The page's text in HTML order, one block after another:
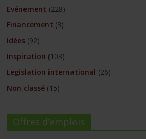
Evénement (228)
Financement (3)
Idées (92)
Inspiration (103)
Legislation international (26)
Non classé (15)
Offres d’emplois